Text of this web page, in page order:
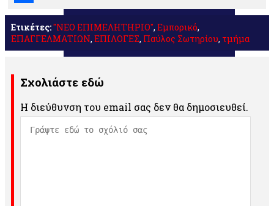
Μοιραστείτε
Ετικέτες:"ΝΕΟ ΕΠΙΜΕΛΗΤΗΡΙΟ", Εμπορικό,
ΕΠΑΓΓΕΛΜΑΤΙΩΝ, ΕΠΙΛΟΓΕΣ, Παύλος Σωτηρίου, τμήμα
Σχολιάστε εδώ
Η διεύθυνση του email σας δεν θα δημοσιευθεί.